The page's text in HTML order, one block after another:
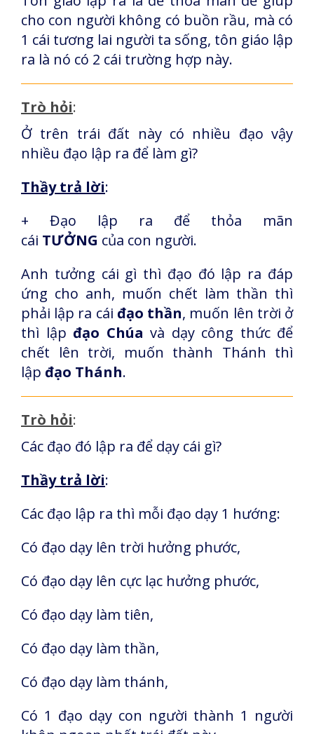
cho con người không có buồn rầu, mà có
1 cái tương lai người ta sống, tôn giáo lập
ra là nó có 2 cái trường hợp này.
Trò hỏi:
Ở trên trái đất này có nhiều đạo vậy
nhiều đạo lập ra để làm gì?
Thầy trả lời:
+ Đạo lập ra để thỏa mãn
cái TƯỞNG của con người.
Anh tưởng cái gì thì đạo đó lập ra đáp
ứng cho anh, muốn chết làm thần thì
phải lập ra cái đạo thần, muốn lên trời ở
thì lập đạo Chúa và dạy công thức để
chết lên trời, muốn thành Thánh thì
lập đạo Thánh.
Trò hỏi:
Các đạo đó lập ra để dạy cái gì?
Thầy trả lời:
Các đạo lập ra thì mỗi đạo dạy 1 hướng:
Có đạo dạy lên trời hưởng phước,
Có đạo dạy lên cực lạc hưởng phước,
Có đạo dạy làm tiên,
Có đạo dạy làm thần,
Có đạo dạy làm thánh,
Có 1 đạo dạy con người thành 1 người